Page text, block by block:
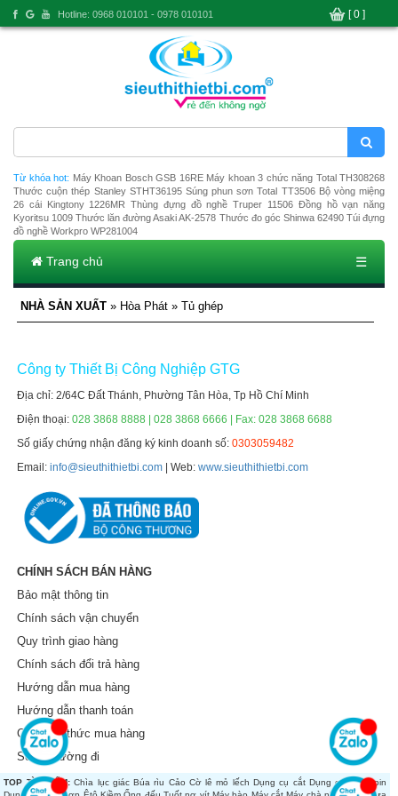
Từ khóa hot: Máy Khoan Bosch GSB 16RE Máy khoan 3 chức năng Total TH308268
Thước cuộn thép Stanley STHT36195 Súng phun sơn Total TT3506 Bộ vòng miệng
26 cái Kingtony 1226MR Thùng đựng đồ nghề Truper 11506 Đồng hồ vạn năng
Kyoritsu 1009 Thước lăn đường Asaki AK-2578 Thước đo góc Shinwa 62490 Túi đựng
đồ nghề Workpro WP281004
Trang chủ ☰
NHÀ SẢN XUẤT » Hòa Phát » Tủ ghép
Công ty Thiết Bị Công Nghiệp GTG
Địa chỉ: 2/64C Đất Thánh, Phường Tân Hòa, Tp Hồ Chí Minh
Điện thoại:028 3868 8888 | 028 3868 6666 | Fax: 028 3868 6688
Số giấy chứng nhận đăng ký kinh doanh số:0303059482
Email:info@sieuthithietbi.com | Web:www.sieuthithietbi.com
CHÍNH SÁCH BÁN HÀNG
Bảo mật thông tin
Chính sách vận chuyển
Quy trình giao hàng
Chính sách đổi trả hàng
Hướng dẫn mua hàng
Hướng dẫn thanh toán
Các hình thức mua hàng
Sơ đồ đường đi
TOP TÌM KIẾM:Chìa lục giác Búa rìu Cảo Cờ lê mỏ lếch Dụng cụ cắt Dụng cụ dùng pin
Hotline: 0968 010101 - 0978 010101 [ 0 ]